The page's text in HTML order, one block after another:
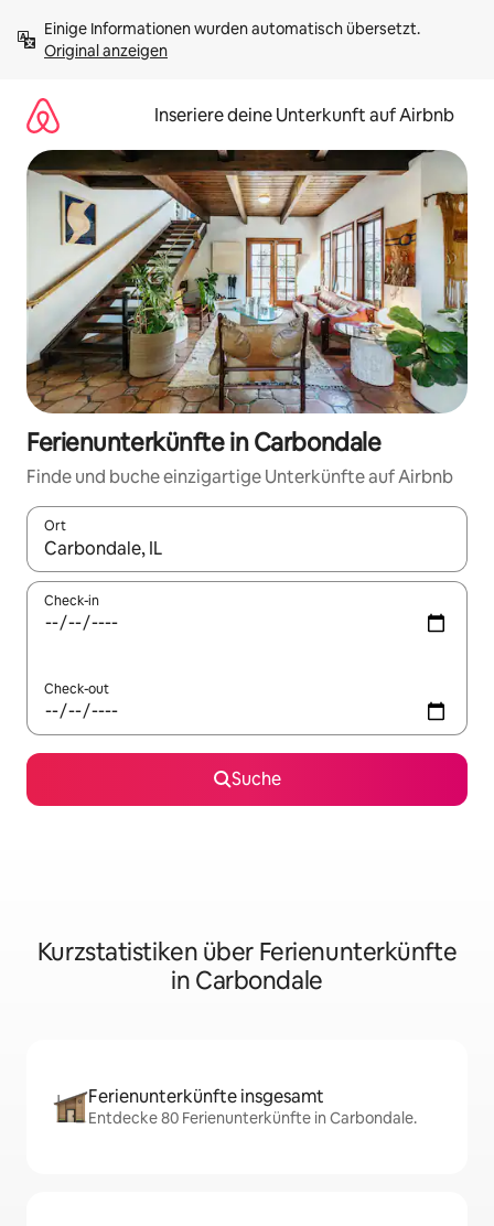
Inhalten
springenOriginal anzeigen
Inseriere deine Unterkunft auf Airbnb
Ferienunterkünfte in Carbondale
Finde und buche einzigartige Unterkünfte auf Airbnb
Ort
Wenn Ergebnisse verfügbar sind, navigiere mit den
Check-in
Check-out
Suche
Kurzstatistiken über Ferienunterkünfte
in Carbondale
Ferienunterkünfte insgesamt
Entdecke 80 Ferienunterkünfte in Carbondale.